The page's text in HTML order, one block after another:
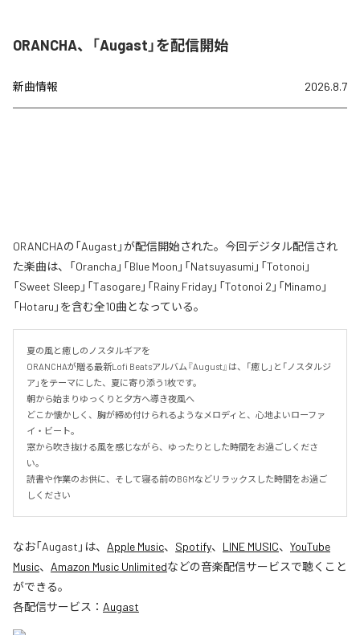
ORANCHA、「Augast」を配信開始
新曲情報 2026.8.7
ORANCHAの「Augast」が配信開始された。今回デジタル配信され
た楽曲は、「Orancha」「Blue Moon」「Natsuyasumi」「Totonoi」
「Sweet Sleep」「Tasogare」「Rainy Friday」「Totonoi 2」「Minamo」
「Hotaru」を含む全10曲となっている。
夏の風と癒しのノスタルギアを
ORANCHAが贈る最新Lofi Beatsアルバム『August』は、「癒し」と「ノスタルジ
ア」をテーマにした、夏に寄り添う1枚です。
朝から始まりゆっくりと夕方へ導き夜風へ
どこか懐かしく、胸が締め付けられるようなメロディと、心地よいローファ
イ・ビート。
窓から吹き抜ける風を感じながら、ゆったりとした時間をお過ごしくださ
い。
読書や作業のお供に、そして寝る前のBGMなどリラックスした時間をお過ご
しください
なお「Augast 」は、 Apple Music、 Spotify、 LINE MUSIC、 YouTube
Music、 Amazon Music Unlimitedなどの音楽配信サービスで聴くこと
ができる。
各配信サービス： Augast